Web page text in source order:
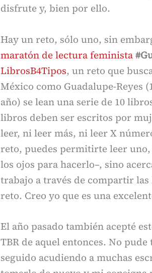
disfrute y, bien por ello.
Hay un reto, sólo uno, sin
maratón de lectura feminista
LibrosB4Tipos, un reto que
México como Guadalupe-Reyes
año) se lean una serie de 10
libros deben ser escritos por
leer, ni leer más, ni leer X
reto, puedes permitirte leer uno,
los ojos para hacerlo–, sino
trabajo a través de compartir las
reto. Creo yo que es una
El año pasado también acepté
TBR de aquel entonces. No
seguido acudiendo a muchas